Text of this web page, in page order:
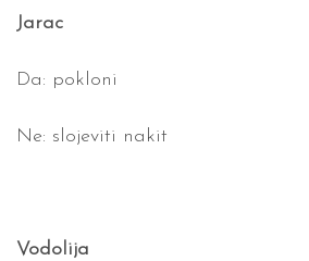
Jarac
Da: pokloni
Ne: slojeviti nakit
Vodolija